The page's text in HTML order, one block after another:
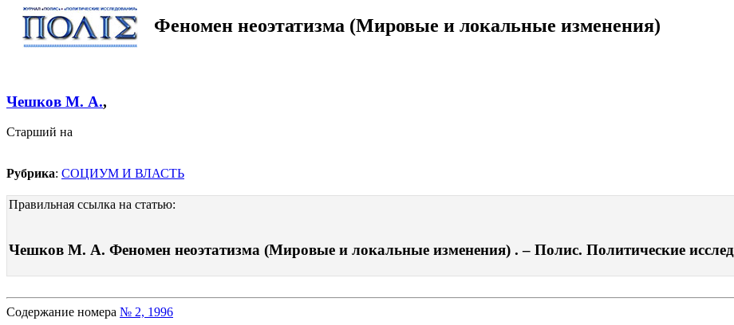
Феномен неоэтатизма (Мировые и локальные изменения)
Чешков М. А.,
Старший на
Рубрика: СОЦИУМ И ВЛАСТЬ
Правильная ссылка на статью:
Чешков М. А. Феномен неоэтатизма (Мировые и локальные изменения) . – Полис. Политические
Содержание номера № 2, 1996